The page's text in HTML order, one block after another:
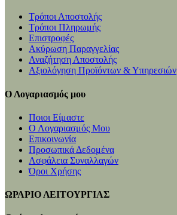
Τρόποι Αποστολής
Τρόποι Πληρωμής
Επιστροφές
Ακύρωση Παραγγελίας
Αναζήτηση Αποστολής
Αξιολόγηση Προϊόντων & Υπηρεσιών
Ο Λογαριασμός μου
Ποιοι Είμαστε
Ο Λογαριασμός Μου
Επικοινωνία
Προσωπικά Δεδομένα
Ασφάλεια Συναλλαγών
Όροι Χρήσης
ΩΡΑΡΙΟ ΛΕΙΤΟΥΡΓΙΑΣ